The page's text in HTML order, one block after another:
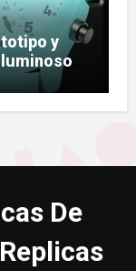
y
De